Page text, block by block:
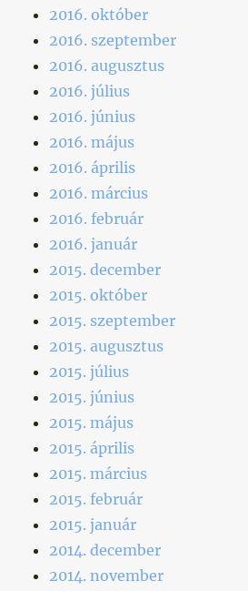
2016. október
2016. szeptember
2016. augusztus
2016. július
2016. június
2016. május
2016. április
2016. március
2016. február
2016. január
2015. december
2015. október
2015. szeptember
2015. augusztus
2015. július
2015. június
2015. május
2015. április
2015. március
2015. február
2015. január
2014. december
2014. november